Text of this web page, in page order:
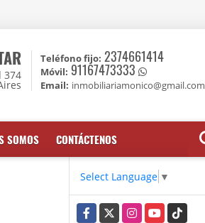
374
Teléfono fijo: 2374661414
Móvil: 91167473333
Email: inmobiliariamonico@gmail.com
SOMOS CONTÁCTENOS
Select Language ▼
Facebook
X InstagramYouTubeTikTok